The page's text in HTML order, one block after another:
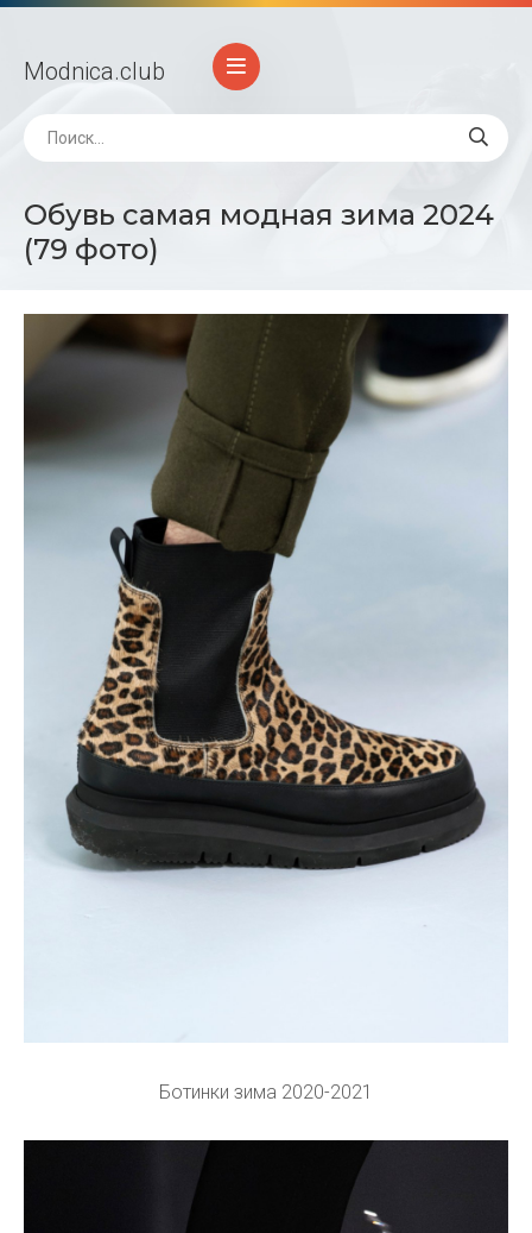
Modnica.club
Обувь самая модная зима 2024
(79 фото)
Ботинки зима 2020-2021